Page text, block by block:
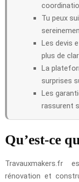
Tu peux
Les devis
plus de
La
surprises
Les
rassurent
Qu’est-ce
Travauxmakers.fr
rénovation et